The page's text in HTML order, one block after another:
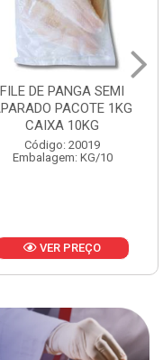
POLACA DESFIADA
PESCAMARES PCT5KG
CX10KG
Código: 20161
Embalagem: KG/10
VER PREÇO